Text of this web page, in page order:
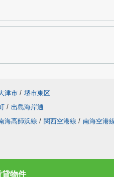
津市 / 堺市東区
/ 出島海岸通
海高師浜線 / 関西空港線 / 南海空港
貸物件